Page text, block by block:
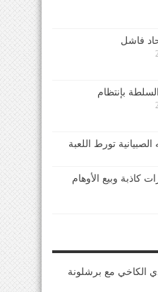
فاشل
بإنتظام
الصبيانية تورط اللعبة
كاذبة وبيع الأوهام
الكاخي مع برشلونة